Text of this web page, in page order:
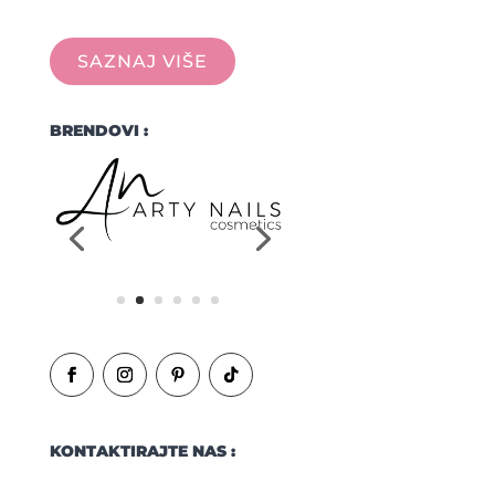
SAZNAJ VIŠE
BRENDOVI :
KONTAKTIRAJTE NAS :